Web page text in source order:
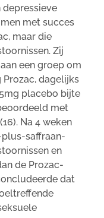
depressieve
met succes
maar die
Zij
een groep om
dagelijks
placebo bijte
met
Na 4 weken
plus-saffraan-
en
de Prozac-
dat